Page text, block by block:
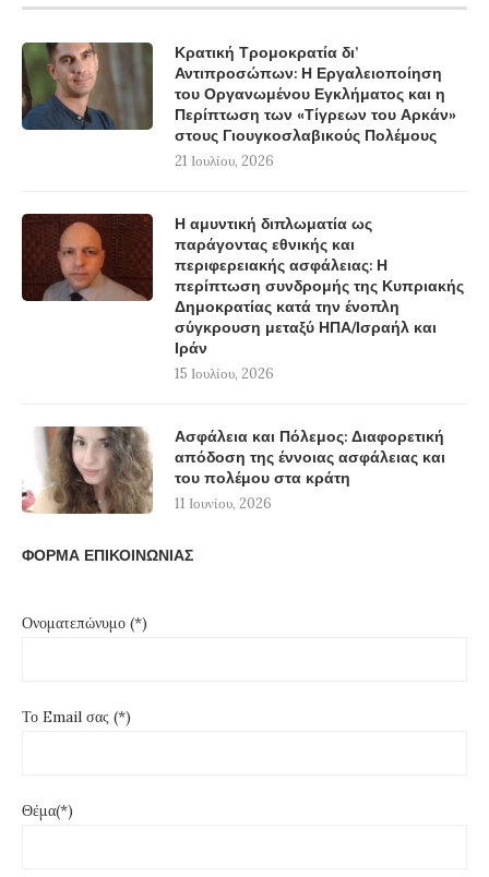
Κρατική Τρομοκρατία δι’
Αντιπροσώπων: Η Εργαλειοποίηση
του Οργανωμένου Εγκλήματος και η
Περίπτωση των «Τίγρεων του Αρκάν»
στους Γιουγκοσλαβικούς Πολέμους
21 Ιουλίου, 2026
Η αμυντική διπλωματία ως
παράγοντας εθνικής και
περιφερειακής ασφάλειας: Η
περίπτωση συνδρομής της Κυπριακής
Δημοκρατίας κατά την ένοπλη
σύγκρουση μεταξύ ΗΠΑ/Ισραήλ και
Ιράν
15 Ιουλίου, 2026
Ασφάλεια και Πόλεμος: Διαφορετική
απόδοση της έννοιας ασφάλειας και
του πολέμου στα κράτη
11 Ιουνίου, 2026
ΦΟΡΜΑ ΕΠΙΚΟΙΝΩΝΙΑΣ
Ονοματεπώνυμο (*)
Το Email σας (*)
Θέμα(*)